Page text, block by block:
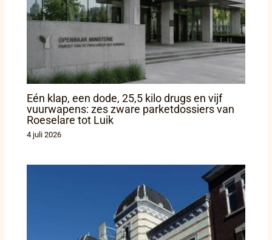
Eén klap, een dode, 25,5 kilo drugs en vijf
vuurwapens: zes zware parketdossiers van
Roeselare tot Luik
4 juli 2026